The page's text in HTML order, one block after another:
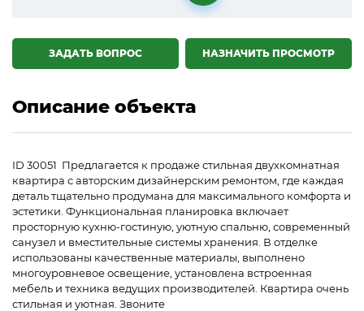
☎
НАЗНАЧИТЬ ПРОСМОТР
ЗАДАТЬ ВОПРОС
Описание объекта
ID 30051 Предлагается к продаже стильная двухкомнатная
квартира с авторским дизайнерским ремонтом, где каждая
деталь тщательно продумана для максимального комфорта и
эстетики. Функциональная планировка включает
просторную кухню-гостиную, уютную спальню, современный
санузел и вместительные системы хранения. В отделке
использованы качественные материалы, выполнено
многоуровневое освещение, установлена встроенная
мебель и техника ведущих производителей. Квартира очень
стильная и уютная. Звоните